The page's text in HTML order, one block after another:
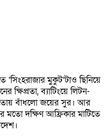
‘সিংহরাজার মুকুট’টাও ছিনিয়ে
ক্ষিপ্রতা, ব্যাটিংয়ে লিটন-
বাঁধলো জয়ের সুর। আর
মতো দক্ষিণ আফ্রিকার মাটিতে